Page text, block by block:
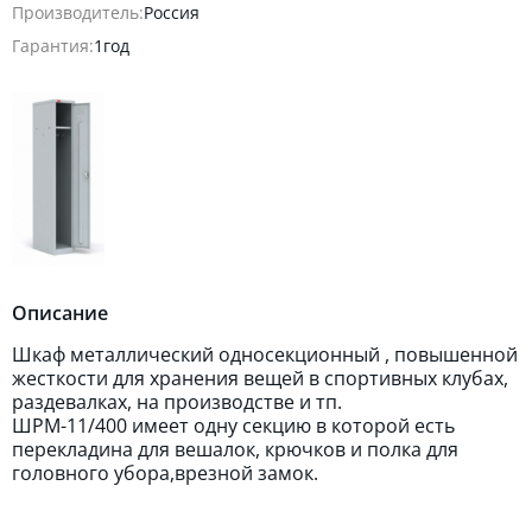
Производитель:Россия
Гарантия:1год
Описание
Шкаф металлический односекционный , повышенной
жесткости для хранения вещей в спортивных клубах,
раздевалках, на производстве и тп.
ШРМ-11/400 имеет одну секцию в которой есть
перекладина для вешалок, крючков и полка для
головного убора,врезной замок.